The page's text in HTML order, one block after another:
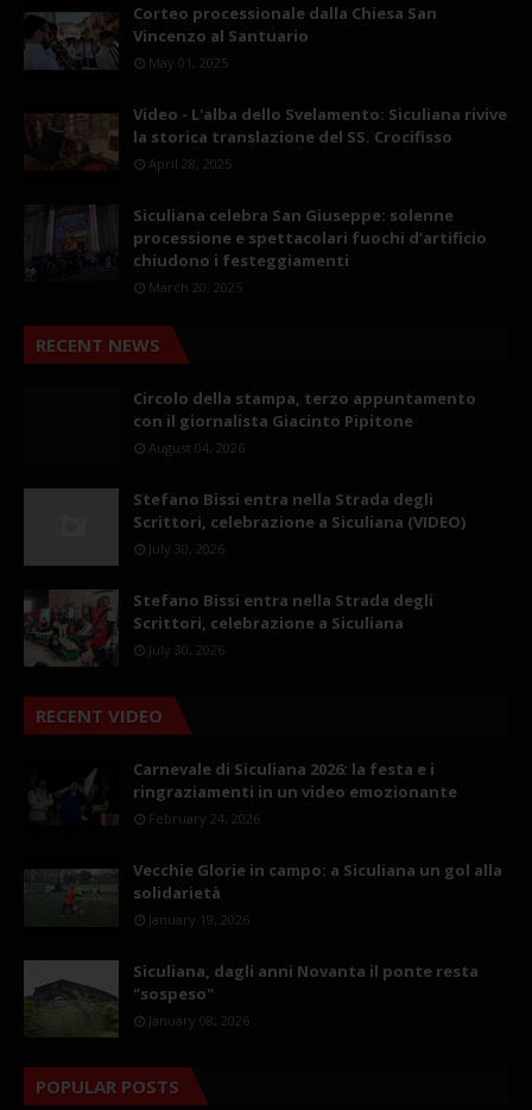
Corteo processionale dalla Chiesa San
Vincenzo al Santuario
May 01, 2025
Video - L'alba dello Svelamento: Siculiana rivive
la storica translazione del SS. Crocifisso
April 28, 2025
Siculiana celebra San Giuseppe: solenne
processione e spettacolari fuochi d’artificio
chiudono i festeggiamenti
March 20, 2025
RECENT NEWS
Circolo della stampa, terzo appuntamento
con il giornalista Giacinto Pipitone
August 04, 2026
Stefano Bissi entra nella Strada degli
Scrittori, celebrazione a Siculiana (VIDEO)
July 30, 2026
Stefano Bissi entra nella Strada degli
Scrittori, celebrazione a Siculiana
July 30, 2026
RECENT VIDEO
Carnevale di Siculiana 2026: la festa e i
ringraziamenti in un video emozionante
February 24, 2026
Vecchie Glorie in campo: a Siculiana un gol alla
solidarietà
January 19, 2026
Siculiana, dagli anni Novanta il ponte resta
"sospeso"
January 08, 2026
POPULAR POSTS